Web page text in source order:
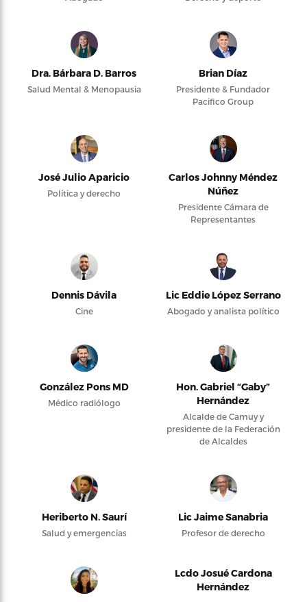
Dra. Bárbara D. Barros
Salud Mental & Menopausia
Brian Díaz
Presidente & Fundador
Pacifico Group
José Julio Aparicio
Política y derecho
Carlos Johnny Méndez
Núñez
Presidente Cámara de
Representantes
Dennis Dávila
Cine
Lic Eddie López Serrano
Abogado y analista político
González Pons MD
Médico radiólogo
Hon. Gabriel “Gaby”
Hernández
Alcalde de Camuy y
presidente de la Federación
de Alcaldes
Heriberto N. Saurí
Salud y emergencias
Lic Jaime Sanabria
Profesor de derecho
Lcdo Josué Cardona
Hernández